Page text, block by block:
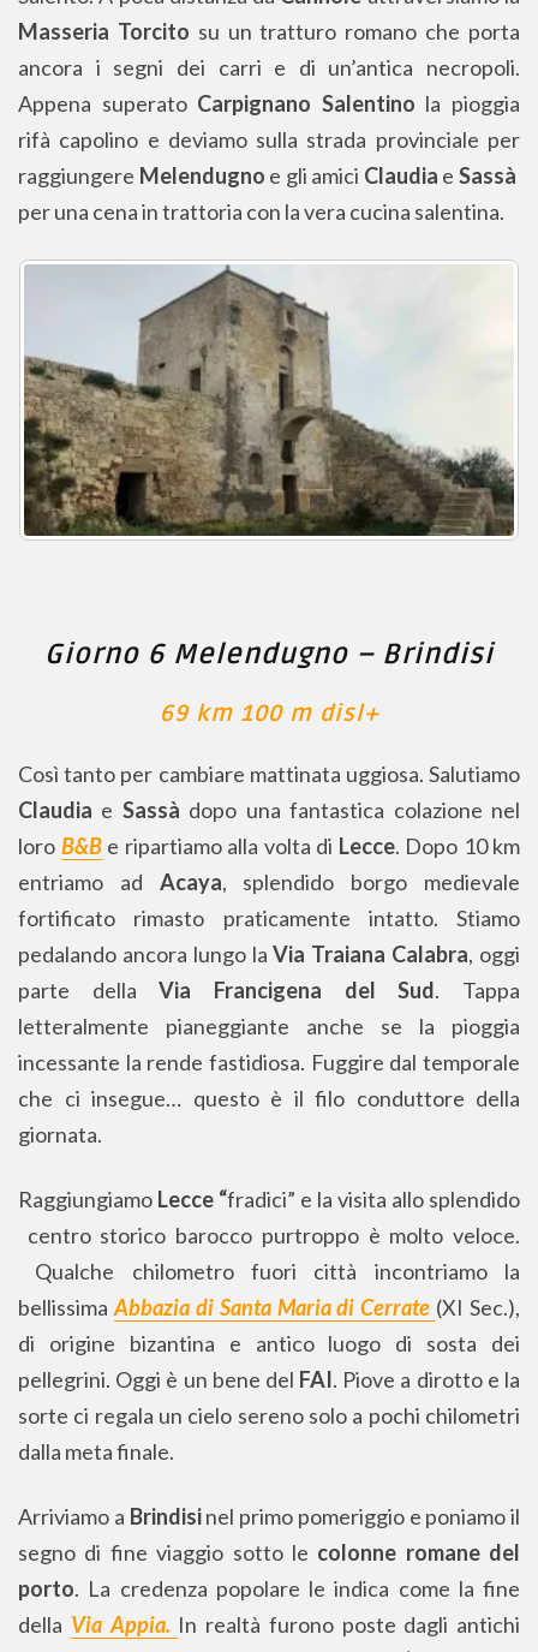
Masseria Torcito su un tratturo romano che porta
ancora i segni dei carri e di un’antica necropoli.
Appena superato Carpignano Salentino la pioggia
rifà capolino e deviamo sulla strada provinciale per
raggiungere Melendugno e gli amici Claudia eSassà
per una cena in trattoria con la vera cucina salentina.
Giorno 6 Melendugno – Brindisi
69 km 100 m disl+
Così tanto per cambiare mattinata uggiosa. Salutiamo
Claudia e Sassà dopo una fantastica colazione nel
loro B&Be ripartiamo alla volta di Lecce. Dopo 10 km
entriamo ad Acaya, splendido borgo medievale
fortificato rimasto praticamente intatto. Stiamo
pedalando ancora lungo laVia Traiana Calabra, oggi
parte dellaVia Francigena del Sud. Tappa
letteralmente pianeggiante anche se la pioggia
incessante la rende fastidiosa. Fuggire dal temporale
che ci insegue… questo è il filo conduttore della
giornata.
Raggiungiamo Lecce “fradici” e la visita allo splendido
centro storico barocco purtroppo è molto veloce.
Qualche chilometro fuori città incontriamo la
bellissima Abbazia di Santa Maria di Cerrate (XI Sec.),
di origine bizantina e antico luogo di sosta dei
pellegrini. Oggi è un bene del FAI. Piove a dirotto e la
sorte ci regala un cielo sereno solo a pochi chilometri
dalla meta finale.
Arriviamo a Brindisinel primo pomeriggio e poniamo il
segno di fine viaggio sotto le colonne romane del
porto. La credenza popolare le indica come la fine
della Via Appia. In realtà furono poste dagli antichi